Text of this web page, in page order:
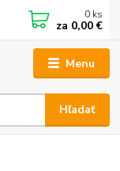
Menu
Hľadať
0 ks
za 0,00 €